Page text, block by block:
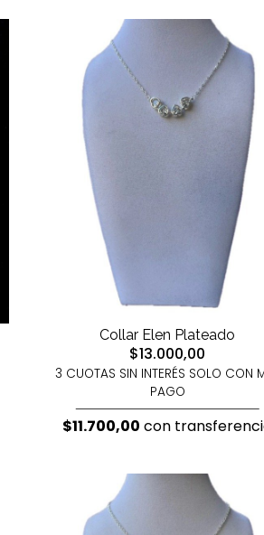
Collar Elen Plateado
$13.000,00
3 CUOTAS SIN INTERÉS SOLO CON
PAGO
$11.700,00 con